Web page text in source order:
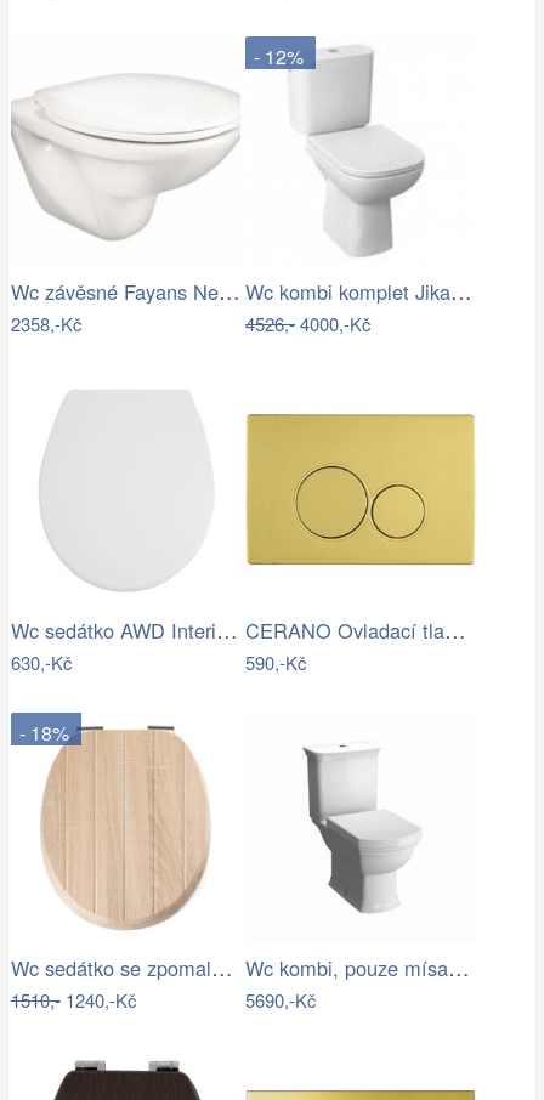
Wc závěsné Fayans Neo zadní odpad…
2358,-Kč
- 12%
Wc kombi komplet Jika Deep spodní odpad…
4526,-4000,-Kč
Wc sedátko AWD Interior polypropylen…
630,-Kč
CERANO Ovladací tlačítko WC modulů Lite…
590,-Kč
- 18%
Wc sedátko se zpomalovacím mechanismem…
1510,-1240,-Kč
Wc kombi, pouze mísa VitrA Ricordi…
5690,-Kč